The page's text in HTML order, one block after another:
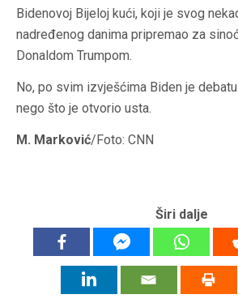
Bidenovoj Bijeloj kući, koji je svog
nadređenog danima pripremao za
Donaldom Trumpom.
No, po svim izvješćima Biden je
nego što je otvorio usta.
M. Marković/Foto: CNN
Širi dalje